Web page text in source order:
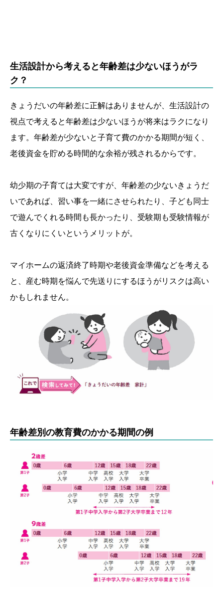
生活設計から考えると年齢差は少ないほうがラ
ク？
きょうだいの年齢差に正解はありませんが、生活設計の
視点で考えると年齢差は少ないほうが将来はラクになり
ます。年齢差が少ないと子育て費のかかる期間が短く、
老後資金を貯める時間的な余裕が残されるからです。
幼少期の子育ては大変ですが、年齢差の少ないきょうだ
いであれば、習い事を一緒にさせられたり、子ども同士
で遊んでくれる時間も長かったり、受験期も受験情報が
古くなりにくいというメリットが。
マイホームの返済終了時期や老後資金準備などを考える
と、産む時期を悩んで先送りにするほうがリスクは高い
かもしれません。
年齢差別の教育費のかかる期間の例